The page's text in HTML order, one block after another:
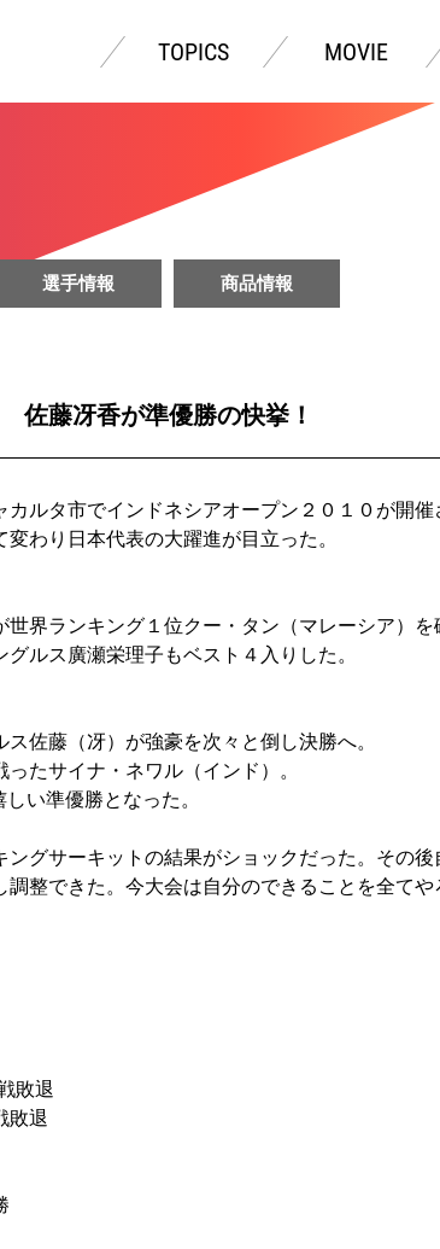
TOPICS MOVIE
選手情報 商品情報
藤冴香が準優勝の快挙！
ルタ市でインドネシアオープン２０１０が開催
わり日本代表の大躍進が目立った。
界ランキング１位クー・タン（マレーシア）を
ルス廣瀬栄理子もベスト４入りした。
佐藤（冴）が強豪を次々と倒し決勝へ。
たサイナ・ネワル（インド）。
い準優勝となった。
グサーキットの結果がショックだった。その
整できた。今大会は自分のできることを全てや
敗退
敗退